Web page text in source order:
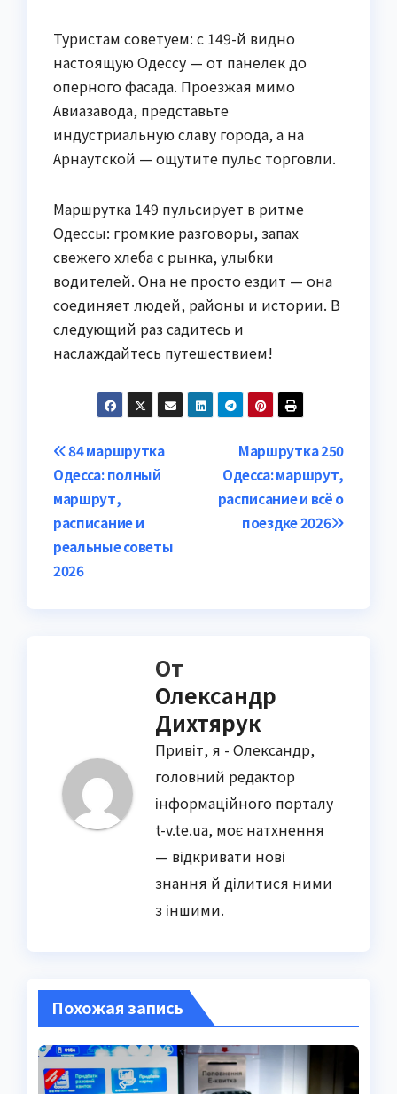
Туристам советуем: с 149-й видно
настоящую Одессу — от панелек до
оперного фасада. Проезжая мимо
Авиазавода, представьте
индустриальную славу города, а на
Арнаутской — ощутите пульс торговли.
Маршрутка 149 пульсирует в ритме
Одессы: громкие разговоры, запах
свежего хлеба с рынка, улыбки
водителей. Она не просто ездит — она
соединяет людей, районы и истории. В
следующий раз садитесь и
наслаждайтесь путешествием!
Навигация
по
записям
Маршрутка 250
Одесса: маршрут,
расписание и всё о
поездке 2026
84 маршрутка
Одесса: полный
маршрут,
расписание и
реальные советы
2026
От
Олександр
Дихтярук
Привіт, я - Олександр,
головний редактор
інформаційного порталу
t-v.te.ua, моє натхнення
— відкривати нові
знання й ділитися ними
з іншими.
Похожая запись